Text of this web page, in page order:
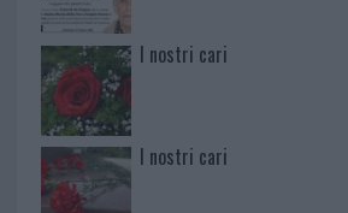
I nostri cari
I nostri cari